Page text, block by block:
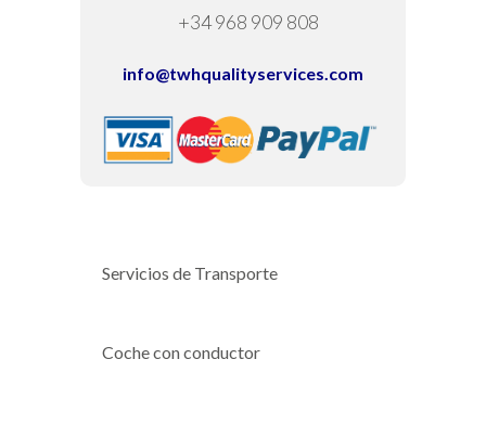
+34 968 909 808
info@twhqualityservices.com
Servicios de Transporte
Coche con conductor